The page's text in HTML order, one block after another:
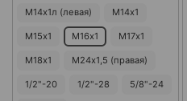
М14х1л (левая) М14х1
М15х1 М16х1 М17х1
М18х1 М24х1,5 (правая)
1/2"-20 1/2"-28 5/8"-24